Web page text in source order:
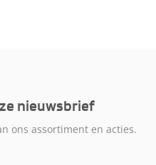
nieuwsbrief
ons assortiment en acties.